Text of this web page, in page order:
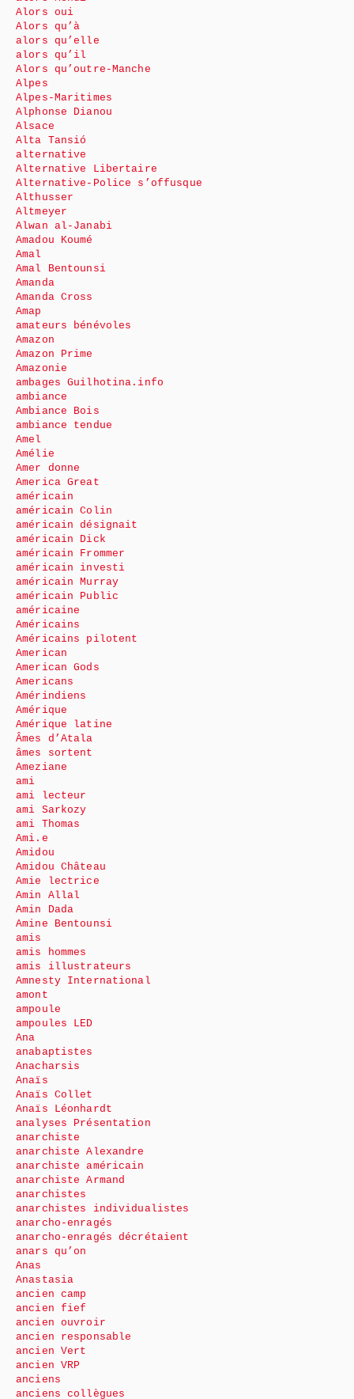
Alors oui
Alors qu’à
alors qu’elle
alors qu’il
Alors qu’outre-Manche
Alpes
Alpes-Maritimes
Alphonse Dianou
Alsace
Alta Tansió
alternative
Alternative Libertaire
Alternative-Police s’offusque
Althusser
Altmeyer
Alwan al-Janabi
Amadou Koumé
Amal
Amal Bentounsi
Amanda
Amanda Cross
Amap
amateurs bénévoles
Amazon
Amazon Prime
Amazonie
ambages Guilhotina.info
ambiance
Ambiance Bois
ambiance tendue
Amel
Amélie
Amer donne
America Great
américain
américain Colin
américain désignait
américain Dick
américain Frommer
américain investi
américain Murray
américain Public
américaine
Américains
Américains pilotent
American
American Gods
Americans
Amérindiens
Amérique
Amérique latine
Âmes d’Atala
âmes sortent
Ameziane
ami
ami lecteur
ami Sarkozy
ami Thomas
Ami.e
Amidou
Amidou Château
Amie lectrice
Amin Allal
Amin Dada
Amine Bentounsi
amis
amis hommes
amis illustrateurs
Amnesty International
amont
ampoule
ampoules LED
Ana
anabaptistes
Anacharsis
Anaïs
Anaïs Collet
Anaïs Léonhardt
analyses Présentation
anarchiste
anarchiste Alexandre
anarchiste américain
anarchiste Armand
anarchistes
anarchistes individualistes
anarcho-enragés
anarcho-enragés décrétaient
anars qu’on
Anas
Anastasia
ancien camp
ancien fief
ancien ouvroir
ancien responsable
ancien Vert
ancien VRP
anciens
anciens collègues